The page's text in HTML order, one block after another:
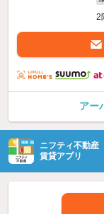
2
アー
ニフティ不動産
賃貸アプリ